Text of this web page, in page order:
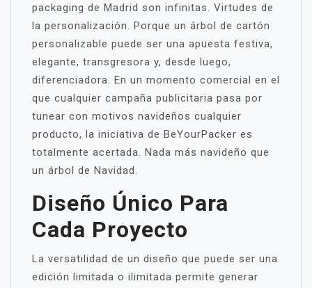
packaging de Madrid son infinitas. Virtudes de
la personalización. Porque un árbol de cartón
personalizable puede ser una apuesta festiva,
elegante, transgresora y, desde luego,
diferenciadora. En un momento comercial en el
que cualquier campaña publicitaria pasa por
tunear con motivos navideños cualquier
producto, la iniciativa de BeYourPacker es
totalmente acertada. Nada más navideño que
un árbol de Navidad.
Diseño Único Para
Cada Proyecto
La versatilidad de un diseño que puede ser una
edición limitada o ilimitada permite generar